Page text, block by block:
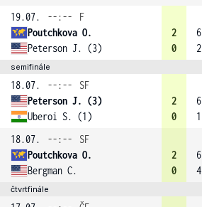
19.07.
--:--
F
Poutchkova O.
Peterson J. (3)
2
0
6
2
semifinále
18.07. --:--
SF
Peterson J. (3)
Uberoi S. (1)
2
0
6
1
18.07.
--:--
SF
Poutchkova O.
Bergman C.
2
0
6
4
čtvrtfinále